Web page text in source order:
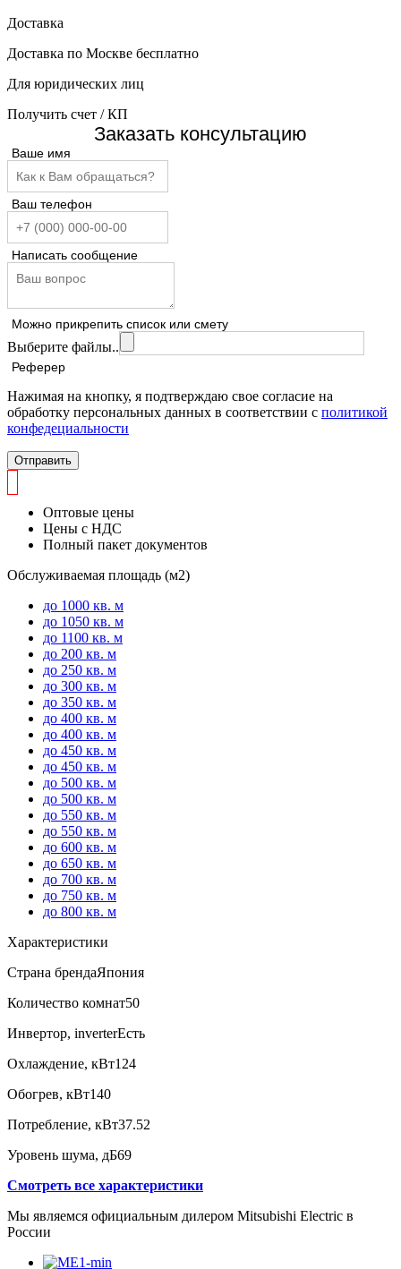
Доставка
Доставка по Москве бесплатно
Для юридических лиц
Получить счет / КП
Заказать консультацию
Ваше имя
Ваш телефон
Написать сообщение
Можно прикрепить список или смету
Выберите файлы..
Реферер
Нажимая на кнопку, я подтверждаю свое согласие на
обработку персональных данных в соответствии с политикой
конфедециальности
Отправить
Оптовые цены
Цены с НДС
Полный пакет документов
Обслуживаемая площадь (м2)
до 1000 кв. м
до 1050 кв. м
до 1100 кв. м
до 200 кв. м
до 250 кв. м
до 300 кв. м
до 350 кв. м
до 400 кв. м
до 400 кв. м
до 450 кв. м
до 450 кв. м
до 500 кв. м
до 500 кв. м
до 550 кв. м
до 550 кв. м
до 600 кв. м
до 650 кв. м
до 700 кв. м
до 750 кв. м
до 800 кв. м
Характеристики
Страна брендаЯпония
Количество комнат50
Инвертор, inverterЕсть
Охлаждение, кВт124
Обогрев, кВт140
Потребление, кВт37.52
Уровень шума, дБ69
Смотреть все характеристики
Мы являемся официальным дилером Mitsubishi Electric в
России